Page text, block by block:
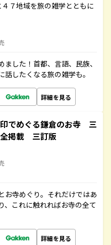
４７地域を旅の雑学とともに
した！首都、言語、民族、
したくなる旅の雑学も。
詳細を見る
でめぐる鎌倉のお寺 三
掲載 三訂版
お寺めぐり。それだけではあ
、これに触れればお寺の全て
詳細を見る